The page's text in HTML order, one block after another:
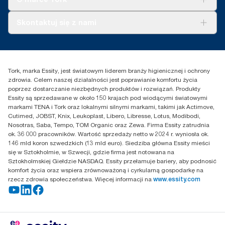
Reklamacja produktu
Przedstawiciele handlowi
Puławska 180
02-670 Warszawa
Polska
Tork, marka Essity, jest światowym liderem branży higienicznej i ochrony
zdrowia. Celem naszej działalności jest poprawianie komfortu życia
poprzez dostarczanie niezbędnych produktów i rozwiązań. Produkty
Essity są sprzedawane w około 150 krajach pod wiodącymi światowymi
markami TENA i Tork oraz lokalnymi silnymi markami, takimi jak Actimove,
Cutimed, JOBST, Knix, Leukoplast, Libero, Libresse, Lotus, Modibodi,
Nosotras, Saba, Tempo, TOM Organic oraz Zewa. Firma Essity zatrudnia
ok. 36 000 pracowników. Wartość sprzedaży netto w 2024 r. wyniosła ok.
146 mld koron szwedzkich (13 mld euro). Siedziba główna Essity mieści
się w Sztokholmie, w Szwecji, gdzie firma jest notowana na
Sztokholmskiej Giełdzie NASDAQ. Essity przełamuje bariery, aby podnosić
komfort życia oraz wspiera zrównoważoną i cyrkularną gospodarkę na
rzecz zdrowia społeczeństwa. Więcej informacji na www.essity.com